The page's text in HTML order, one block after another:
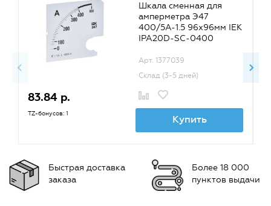
Шкала сменная для
амперметра Э47
400/5А-1.5 96х96мм IEK
IPA20D-SC-0400
Арт. 1377039
Склад (3-5 дней)
83.84 р.
TZ-бонусов: 1 Купить
Быстрая доставка
заказа
Более 18 000
пунктов выдачи